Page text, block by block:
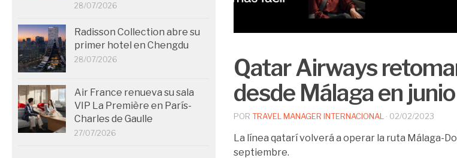
Qatar Airways
desde Málaga en junio
POR TRAVEL MANAGER INTERNACIONAL · 02/02/2023
La línea qatarí volverá a operar la ruta Málaga-
septiembre.
28/07/2026
Radisson Collection abre su
primer hotel en Chengdu
28/07/2026
Air France renueva su sala
VIP La Première en París-
Charles de Gaulle
27/07/2026